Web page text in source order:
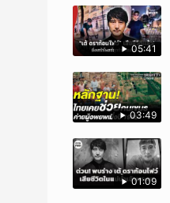
05:41
03:49
01:09